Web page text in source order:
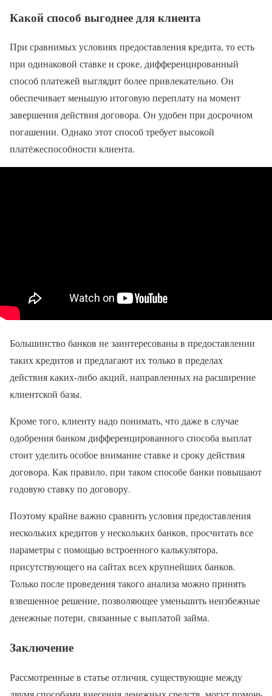
Какой способ выгоднее для клиента
При сравнимых условиях предоставления кредита, то есть
при одинаковой ставке и сроке, дифференцированный
способ платежей выглядит более привлекательно. Он
обеспечивает меньшую итоговую переплату на момент
завершения действия договора. Он удобен при досрочном
погашении. Однако этот способ требует высокой
платёжеспособности клиента.
Большинство банков не заинтересованы в предоставлении
таких кредитов и предлагают их только в пределах
действия каких-либо акций, направленных на расширение
клиентской базы.
Кроме того, клиенту надо понимать, что даже в случае
одобрения банком дифференцированного способа выплат
стоит уделить особое внимание ставке и сроку действия
договора. Как правило, при таком способе банки повышают
годовую ставку по договору.
Поэтому крайне важно сравнить условия предоставления
нескольких кредитов у нескольких банков, просчитать все
параметры с помощью встроенного калькулятора,
присутствующего на сайтах всех крупнейших банков.
Только после проведения такого анализа можно принять
взвешенное решение, позволяющее уменьшить неизбежные
денежные потери, связанные с выплатой займа.
Заключение
Рассмотренные в статье отличия, существующие между